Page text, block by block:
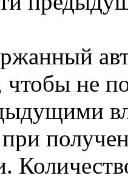
чтобы не